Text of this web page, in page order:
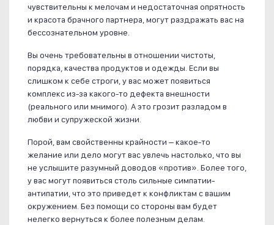
чувствительны к мелочам и недостаточная опрятность
и красота брачного партнера, могут раздражать вас на
бессознательном уровне.
Вы очень требовательны в отношении чистоты,
порядка, качества продуктов и одежды. Если вы
слишком к себе строги, у вас может появиться
комплекс из-за какого-то дефекта внешности
(реального или мнимого). А это грозит разладом в
любви и супружеской жизни.
Порой, вам свойственны крайности – какое-то
желание или дело могут вас увлечь настолько, что вы
не услышите разумный доводов «против». Более того,
у вас могут появиться столь сильные симпатии-
антипатии, что это приведет к конфликтам с вашим
окружением. Без помощи со стороны вам будет
нелегко вернуться к более полезным делам.